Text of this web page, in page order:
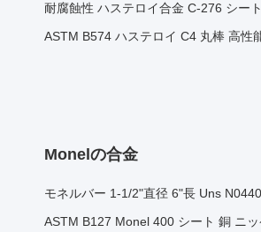
耐腐蝕性 ハステロイ合金 C-276 シー
ASTM B574 ハステロイ C4 丸棒 高性
Monelの合金
モネルバー 1-1/2"直径 6"長 Uns
ASTM B127 Monel 400 シート 銅 ニ